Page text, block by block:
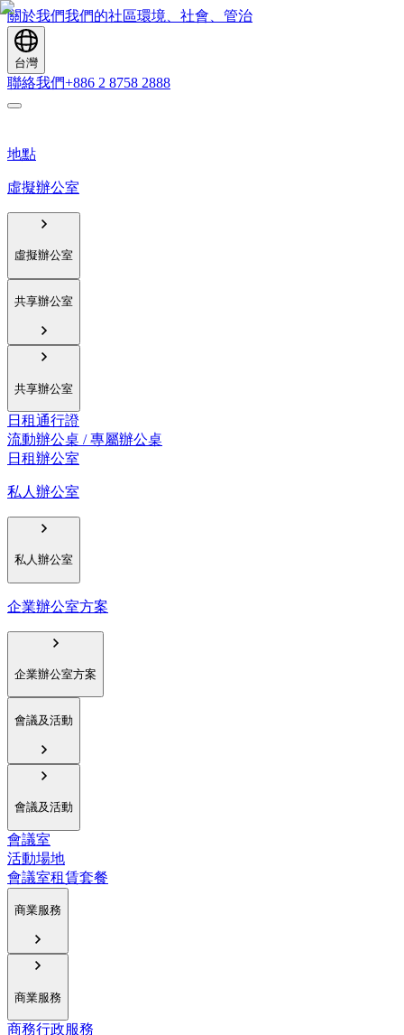
關於我們我們的社區環境、社會、管治
台灣
聯絡我們+886 2 8758 2888
地點
虛擬辦公室
虛擬辦公室
共享辦公室
共享辦公室
日租通行證
流動辦公桌 / 專屬辦公桌
日租辦公室
私人辦公室
私人辦公室
企業辦公室方案
企業辦公室方案
會議及活動
會議及活動
會議室
活動場地
會議室租賃套餐
商業服務
商業服務
商務行政服務